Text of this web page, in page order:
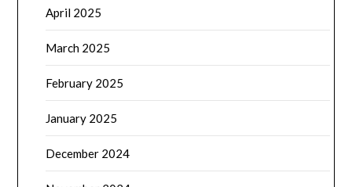
April 2025
March 2025
February 2025
January 2025
December 2024